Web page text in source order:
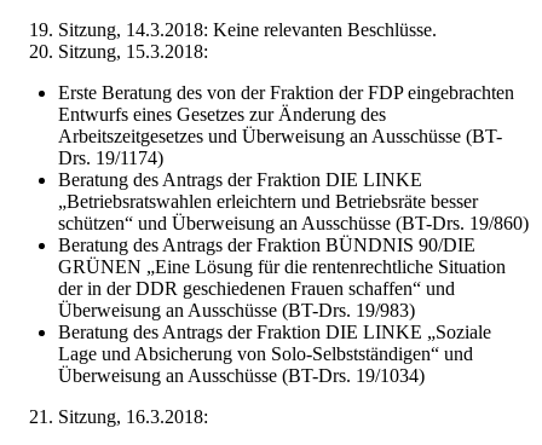
Sitzung, 14.3.2018: Keine relevanten Beschlüsse.
Sitzung, 15.3.2018:
Erste Beratung des von der Fraktion der FDP eingebrachten
Entwurfs eines Gesetzes zur Änderung des
Arbeitszeitgesetzes und Überweisung an Ausschüsse (BT-
Drs. 19/1174)
Beratung des Antrags der Fraktion DIE LINKE
„Betriebsratswahlen erleichtern und Betriebsräte besser
schützen“ und Überweisung an Ausschüsse (BT-Drs. 19/860)
Beratung des Antrags der Fraktion BÜNDNIS 90/DIE
GRÜNEN „Eine Lösung für die rentenrechtliche Situation
der in der DDR geschiedenen Frauen schaffen“ und
Überweisung an Ausschüsse (BT-Drs. 19/983)
Beratung des Antrags der Fraktion DIE LINKE „Soziale
Lage und Absicherung von Solo-Selbstständigen“ und
Überweisung an Ausschüsse (BT-Drs. 19/1034)
Sitzung, 16.3.2018: